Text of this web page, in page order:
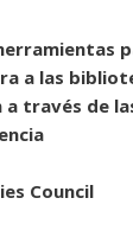
a las
través de
Council